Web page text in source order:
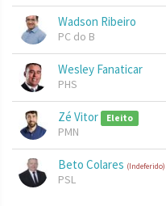
Wadson Ribeiro
PC do B
Wesley Fanaticar
PHS
Zé Vitor Eleito
PMN
Beto Colares (Indeferido)
PSL